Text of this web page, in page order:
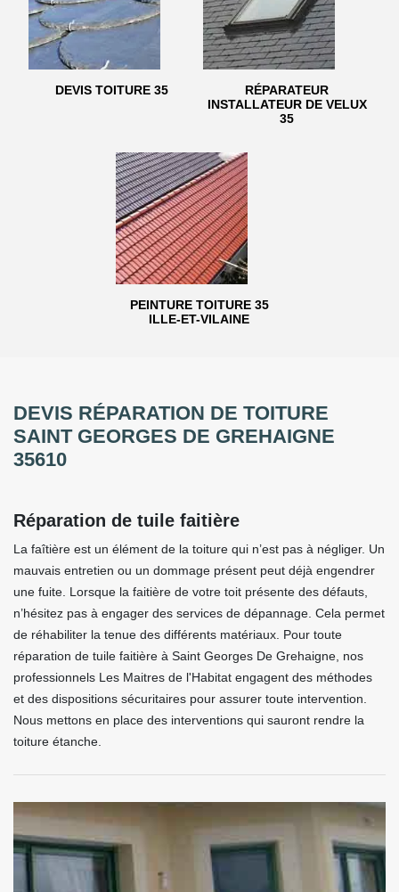
DEVIS TOITURE 35
RÉPARATEUR
INSTALLATEUR DE VELUX
35
PEINTURE TOITURE 35
ILLE-ET-VILAINE
DEVIS RÉPARATION DE TOITURE
SAINT GEORGES DE GREHAIGNE
35610
Réparation de tuile faitière
La faîtière est un élément de la toiture qui n’est pas à négliger. Un
mauvais entretien ou un dommage présent peut déjà engendrer
une fuite. Lorsque la faitière de votre toit présente des défauts,
n’hésitez pas à engager des services de dépannage. Cela permet
de réhabiliter la tenue des différents matériaux. Pour toute
réparation de tuile faitière à Saint Georges De Grehaigne, nos
professionnels Les Maitres de l'Habitat engagent des méthodes
et des dispositions sécuritaires pour assurer toute intervention.
Nous mettons en place des interventions qui sauront rendre la
toiture étanche.